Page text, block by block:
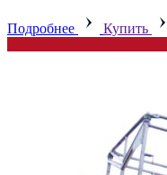
Подробнее Купить